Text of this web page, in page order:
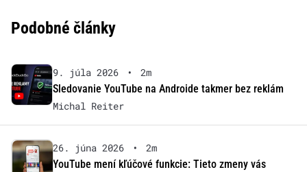
Podobné články
9. júla 2026 •
2m
Sledovanie YouTube na Androide takmer bez reklám
Michal Reiter
26. júna 2026 •
2m
YouTube mení kľúčové funkcie: Tieto zmeny vás